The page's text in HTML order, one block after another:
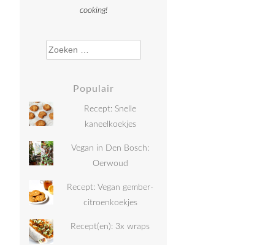
cooking!
Zoeken naar:
Populair
Recept: Snelle
kaneelkoekjes
Vegan in Den Bosch:
Oerwoud
Recept: Vegan gember-
citroenkoekjes
Recept(en): 3x wraps